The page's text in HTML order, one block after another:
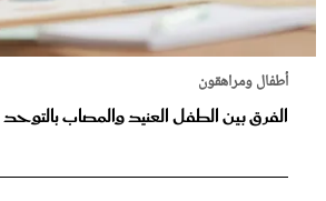
أطفال ومراهقون
الفرق بين الطفل العنيد والمصاب بالتوحد